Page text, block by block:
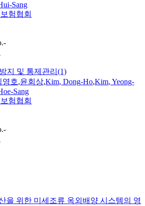
Sang
험협회
지 및 통제관리(1)
영호,윤회상,Kim, Dong-Ho,Kim, Yeong-
Sang
험협회
을 위한 미세조류 옥외배양 시스템의 영